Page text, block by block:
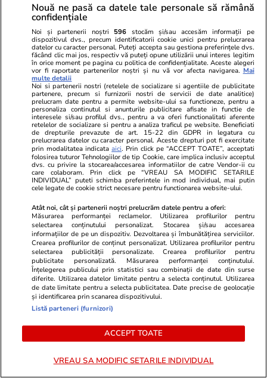
Europa League și par urmăriți de un blestem
la punctul cu var
Știri Externe 16 iul.
O maimuță necunoscută până acum a fost
descoperită în Congo. Cercetătorii spun că este
o specie complet nouă
Știri Externe 16 iul.
La Niña și Super El Niño s-au combinat într-un
fenomen meteorologic rar și au creat un scut
Tehnologie 16 iul.
Hoții de telefoane încearcă să păcălească
victimele și după ce le-au furat dispozitivele,
avertizează Telekom
Citește mai multe
TRENDING
Nouă ne pasă ca datele tale personale să rămână
confidențiale
Noi și partenerii noștri 596 stocăm și/sau accesăm informații pe
dispozitivul dvs., precum identificatorii cookie unici pentru prelucrarea
datelor cu caracter personal. Puteți accepta sau gestiona preferințele dvs.
făcând clic mai jos, respectiv vă puteți opune utilizării unui interes legitim
în orice moment pe pagina cu politica de confidențialitate. Aceste alegeri
vor fi raportate partenerilor noștri și nu vă vor afecta navigarea. Mai
multe detalii
Noi si partenerii nostri (retelele de socializare si agentiile de publicitate
partenere, precum si furnizorii nostri de servicii de date analitice)
prelucram date pentru a permite website-ului sa functioneze, pentru a
personaliza continutul si anunturile publicitare afisate in functie de
interesele si/sau profilul dvs., pentru a va oferi functionalitati aferente
retelelor de socializare si pentru a analiza traficul pe website. Beneficiati
de drepturile prevazute de art. 15-22 din GDPR in legatura cu
prelucrarea datelor cu caracter personal. Aceste drepturi pot fi exercitate
prin modalitatea indicataaici. Prin click pe “ACCEPT TOATE”, acceptati
folosirea tuturor Tehnologiilor de tip Cookie, care implica inclusiv acceptul
dvs. cu privire la stocarea/accesarea informatiilor de catre Vendor-ii cu
care colaboram. Prin click pe “VREAU SA MODIFIC SETARILE
INDIVIDUAL” puteti schimba preferintele in mod individual, mai putin
cele legate de cookie strict necesare pentru functionarea website-ului.
Atât noi, cât și partenerii noștri prelucrăm datele pentru a oferi:
Măsurarea performanței reclamelor. Utilizarea profilurilor pentru
selectarea conținutului personalizat. Stocarea și/sau accesarea
informațiilor de pe un dispozitiv. Dezvoltarea și îmbunătățirea serviciilor.
Crearea profilurilor de conținut personalizat. Utilizarea profilurilor pentru
selectarea publicității personalizate. Crearea profilurilor pentru
publicitate personalizată. Măsurarea performanței conținutului.
Înțelegerea publicului prin statistici sau combinații de date din surse
diferite. Utilizarea datelor limitate pentru a selecta conținutul. Utilizarea
de date limitate pentru a selecta publicitatea. Date precise de geolocație
și identificarea prin scanarea dispozitivului.
Listă parteneri (furnizori)
ACCEPT TOATE
VREAU SA MODIFIC SETARILE INDIVIDUAL